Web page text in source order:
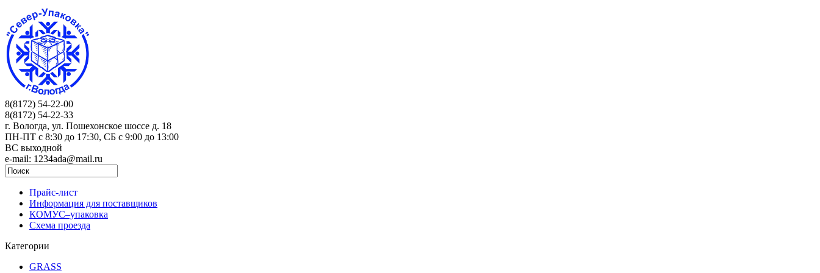
8(8172) 54-22-00
8(8172) 54-22-33
г. Вологда, ул. Пошехонское шоссе д. 18
ПН-ПТ c 8:30 до 17:30, СБ с 9:00 до 13:00
ВС выходной
e-mail: 1234ada@mail.ru
Прайс-лист
Информация для поставщиков
КОМУС–упаковка
Схема проезда
Категории
GRASS